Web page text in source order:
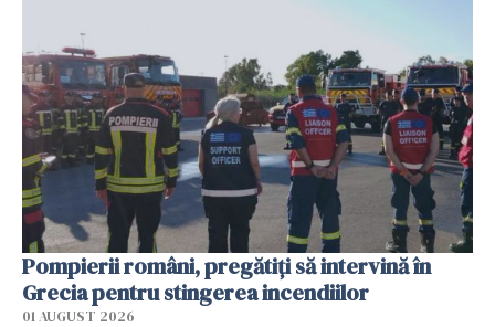
Pompierii români, pregătiţi să intervină în
Grecia pentru stingerea incendiilor
01 AUGUST 2026